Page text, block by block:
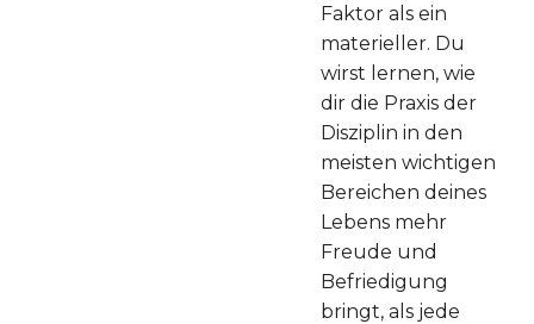
Faktor als ein
materieller. Du
wirst lernen, wie
dir die Praxis der
Disziplin in den
meisten wichtigen
Bereichen deines
Lebens mehr
Freude und
Befriedigung
bringt, als jede